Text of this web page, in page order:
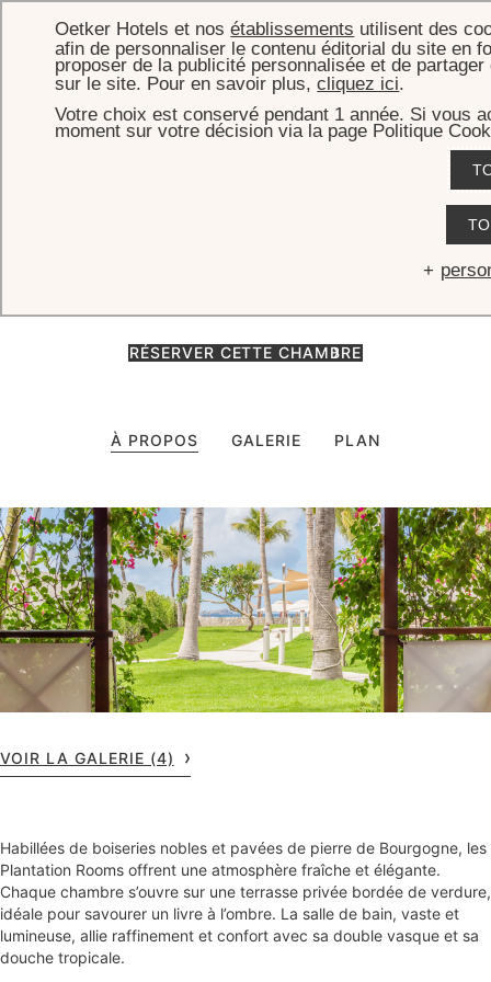
ACCUEIL CHAMBRES, SUITES & VILLAS PLANTATION ROOMS
Installées au rez-de-chaussée à quelques pas seulement de la
plage, ces chambres profitent du cadre paisible des jardins
RÉSERVER CETTE CHAMBRE
À PROPOS GALERIE PLAN
VOIR LA GALERIE (4)
Habillées de boiseries nobles et pavées de pierre de Bourgogne, les
Plantation Rooms offrent une atmosphère fraîche et élégante.
Chaque chambre s’ouvre sur une terrasse privée bordée de verdure,
idéale pour savourer un livre à l’ombre. La salle de bain, vaste et
lumineuse, allie raffinement et confort avec sa double vasque et sa
douche tropicale.
Oetker Hotels et nosétablissements utilisent des
afin de personnaliser le contenu éditorial du site en
proposer de la publicité personnalisée et de
sur le site. Pour en savoir plus,cliquez ici.
Votre choix est conservé pendant 1 année. Si vous
moment sur votre décision via la page Politique